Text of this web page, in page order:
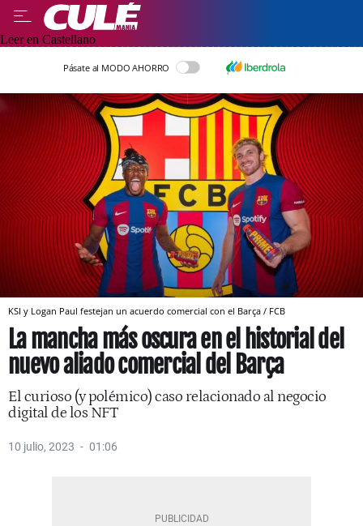
Leer en Castellano
Pásate al MODO AHORRO
KSI y Logan Paul festejan un acuerdo comercial con el Barça / FCB
La mancha más oscura en el historial del
nuevo aliado comercial del Barça
El curioso (y polémico) caso relacionado al negocio
digital de los NFT
10 julio, 2023 01:06